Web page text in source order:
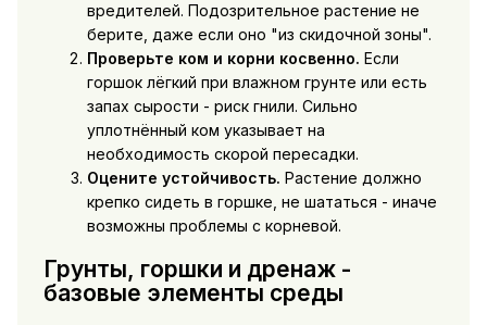
вредителей. Подозрительное растение не
берите, даже если оно "из скидочной зоны".
Проверьте ком и корни косвенно. Если
горшок лёгкий при влажном грунте или есть
запах сырости - риск гнили. Сильно
уплотнённый ком указывает на
необходимость скорой пересадки.
Оцените устойчивость. Растение должно
крепко сидеть в горшке, не шататься - иначе
возможны проблемы с корневой.
Грунты, горшки и дренаж -
базовые элементы среды